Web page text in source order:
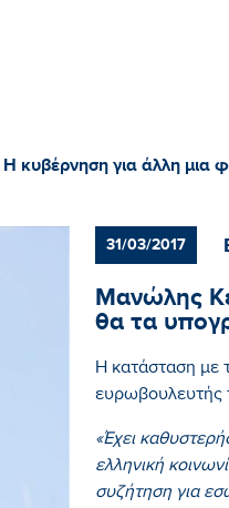
κυβέρνηση για άλλη μια
31/03/2017
Μανώλης
θα τα
Η κατάσταση με
ευρωβουλευτής
«Έχει
ελληνική
συζήτηση για